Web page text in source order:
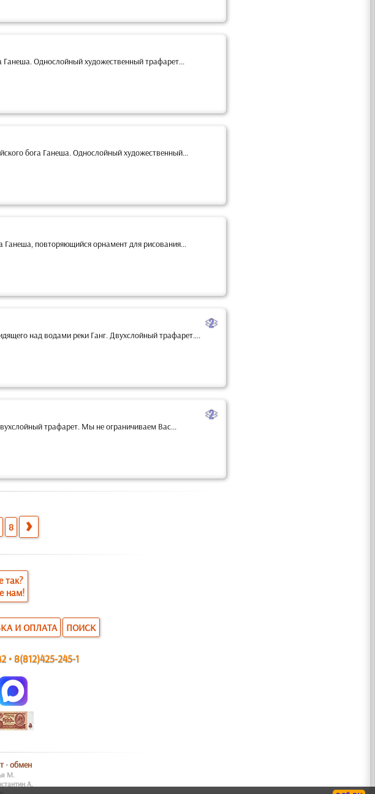
Однослойный художественный трафарет...
бога Ганеша. Однослойный художественный...
Ганеша, повторяющийся орнамент для рисования...
b
над водами реки Ганг. Двухслойный трафарет....
b
трафарет. Мы не ограничиваем Вас...
8
так?
нам!
И ОПЛАТА ПОИСК
•8(812)425-245-1
•обмен
М.
А.